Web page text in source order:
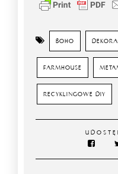
BOHO
FARMHOUSE
RECYKLINGOWE DIY